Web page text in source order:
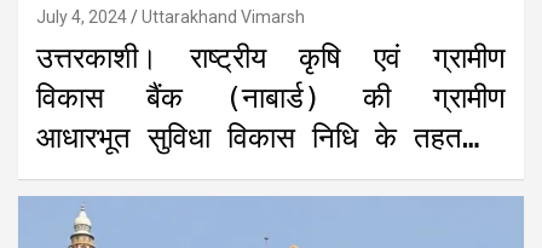
July 4, 2024 Uttarakhand Vimarsh
उत्तरकाशी। राष्ट्रीय कृषि एवं ग्रामीण
विकास बैंक (नाबार्ड) की ग्रामीण
आधारभूत सुविधा विकास निधि के तहत…